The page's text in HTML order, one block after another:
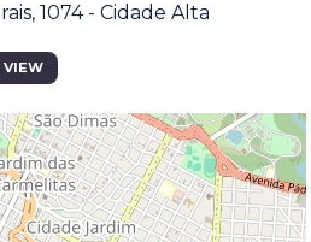
1074 - Cidade Alta
VIEW